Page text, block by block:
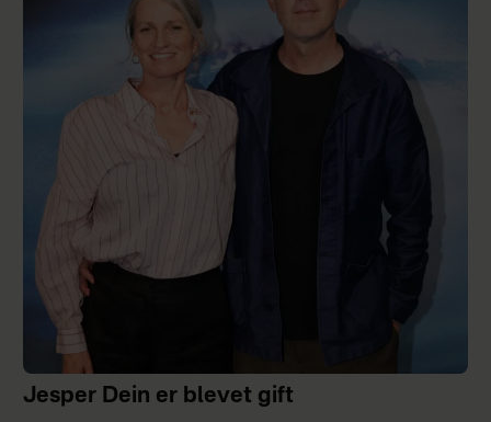
Jesper Dein er blevet gift